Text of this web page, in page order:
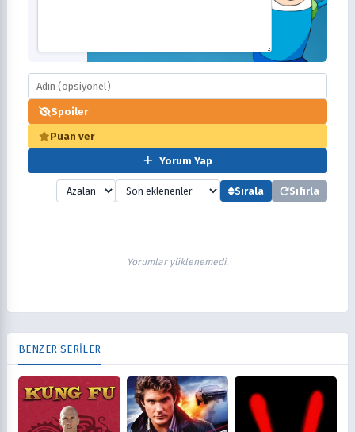
Spoiler
Puan ver
Yorum Yap
Sırala Sıfırla
Yorumlar yüklenemedi.
BENZER SERİLER